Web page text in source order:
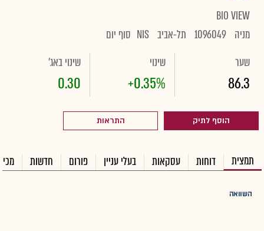
BIO VIEW
מניה 1096049 תל-אביב NIS סוף יום
שער
86.3
שינוי
+0.35%
שינוי באג'
0.30
הוסף לתיק התראות
תמצית דוחות עסקאות בעלי עניין פורום חדשות
השוואה